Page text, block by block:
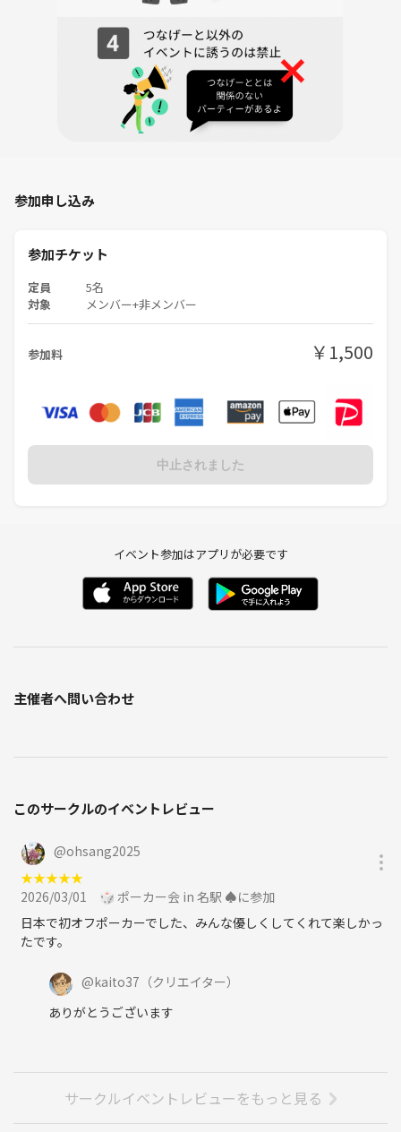
参加申し込み
参加チケット
定員 5名
対象 メンバー+非メンバー
参加料 ￥1,500
中止されました
イベント参加はアプリが必要です
主催者へ問い合わせ
このサークルのイベントレビュー
@ohsang2025
★★★★★
2026/03/01
🎲 ポーカー会 in 名駅 ♠️に参加
日本で初オフポーカーでした、みんな優しくしてくれて楽しかっ
たです。
@kaito37 （クリエイター）
ありがとうございます
サークルイベントレビューをもっと見る